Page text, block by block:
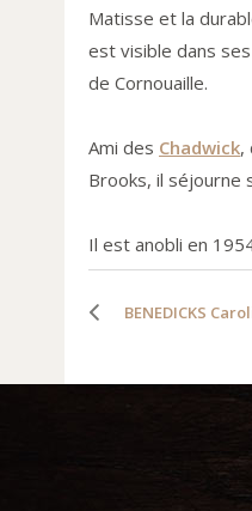
Matisse et la
est visible dans
de Cornouaille.
Ami des Chadwick,
Brooks, il séjourne
Il est anobli en
BENEDICKS